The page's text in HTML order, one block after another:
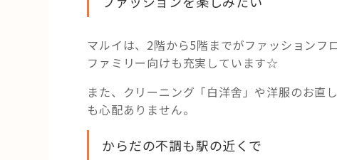
マルイは、2階から5階までがファッションフ
ファミリー向けも充実しています☆
また、クリーニング「白洋舍」や洋服のお直
も心配ありません。
からだの不調も駅の近くで